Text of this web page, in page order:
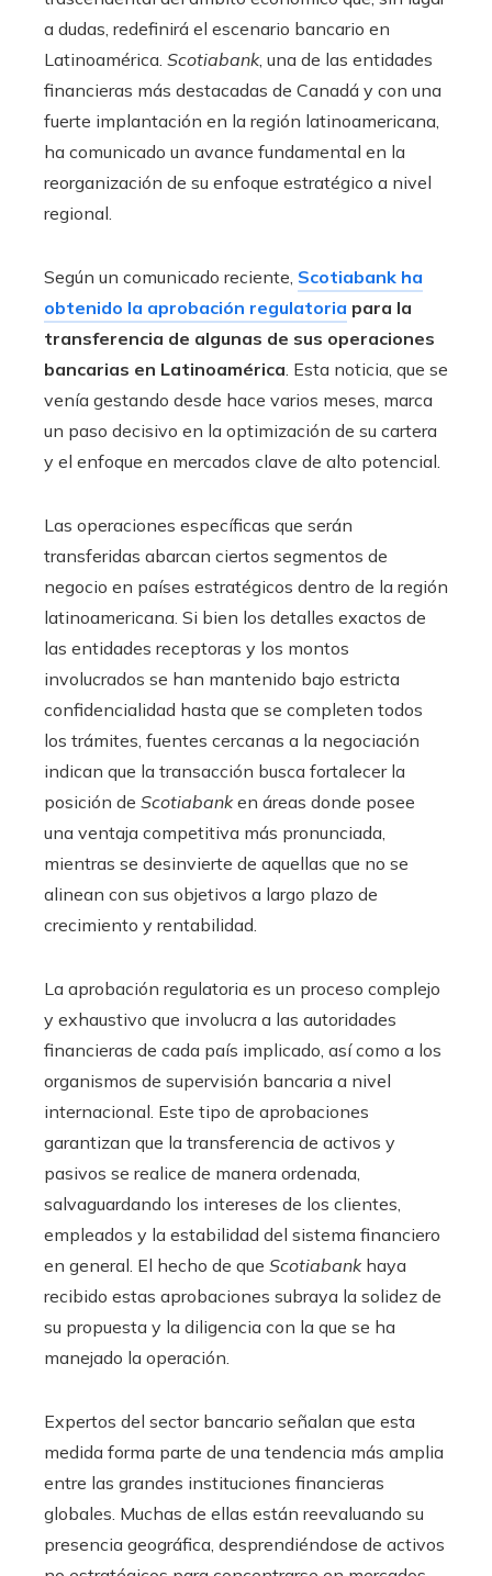
a dudas, redefinirá el escenario bancario en
Latinoamérica. Scotiabank, una de las entidades
financieras más destacadas de Canadá y con una
fuerte implantación en la región latinoamericana,
ha comunicado un avance fundamental en la
reorganización de su enfoque estratégico a nivel
regional.
Según un comunicado reciente, Scotiabank ha
obtenido la aprobación regulatoria para la
transferencia de algunas de sus operaciones
bancarias en Latinoamérica. Esta noticia, que se
venía gestando desde hace varios meses, marca
un paso decisivo en la optimización de su cartera
y el enfoque en mercados clave de alto potencial.
Las operaciones específicas que serán
transferidas abarcan ciertos segmentos de
negocio en países estratégicos dentro de la región
latinoamericana. Si bien los detalles exactos de
las entidades receptoras y los montos
involucrados se han mantenido bajo estricta
confidencialidad hasta que se completen todos
los trámites, fuentes cercanas a la negociación
indican que la transacción busca fortalecer la
posición de Scotiabanken áreas donde posee
una ventaja competitiva más pronunciada,
mientras se desinvierte de aquellas que no se
alinean con sus objetivos a largo plazo de
crecimiento y rentabilidad.
La aprobación regulatoria es un proceso complejo
y exhaustivo que involucra a las autoridades
financieras de cada país implicado, así como a los
organismos de supervisión bancaria a nivel
internacional. Este tipo de aprobaciones
garantizan que la transferencia de activos y
pasivos se realice de manera ordenada,
salvaguardando los intereses de los clientes,
empleados y la estabilidad del sistema financiero
en general. El hecho de que Scotiabankhaya
recibido estas aprobaciones subraya la solidez de
su propuesta y la diligencia con la que se ha
manejado la operación.
Expertos del sector bancario señalan que esta
medida forma parte de una tendencia más amplia
entre las grandes instituciones financieras
globales. Muchas de ellas están reevaluando su
presencia geográfica, desprendiéndose de activos